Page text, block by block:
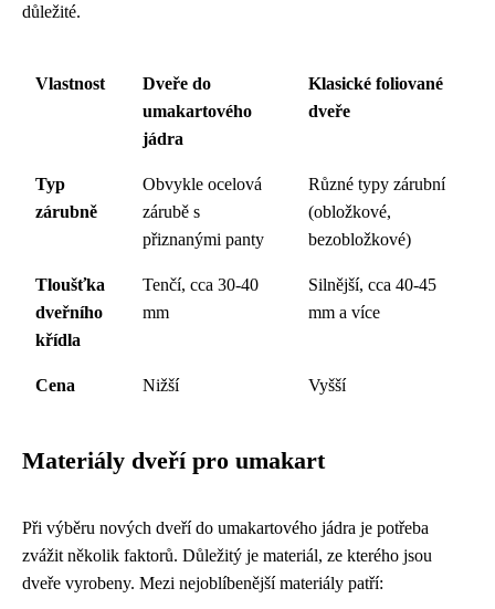
důležité.
Vlastnost
Dveře do
umakartového
jádra
Klasické foliované
dveře
Typ
zárubně
Obvykle ocelová
zárubě s
přiznanými panty
Různé typy zárubní
(obložkové,
bezobložkové)
Tloušťka
dveřního
křídla
Tenčí, cca 30-40
mm
Silnější, cca 40-45
mm a více
Cena Nižší Vyšší
Materiály dveří pro umakart
Při výběru nových dveří do umakartového jádra je potřeba
zvážit několik faktorů. Důležitý je materiál, ze kterého jsou
dveře vyrobeny. Mezi nejoblíbenější materiály patří: